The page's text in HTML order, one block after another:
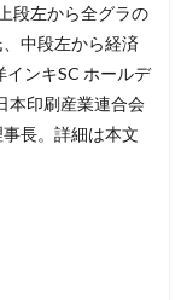
段左から全グラの
中段左から経済
ンキSC ホールデ
本印刷産業連合会
長。詳細は本文